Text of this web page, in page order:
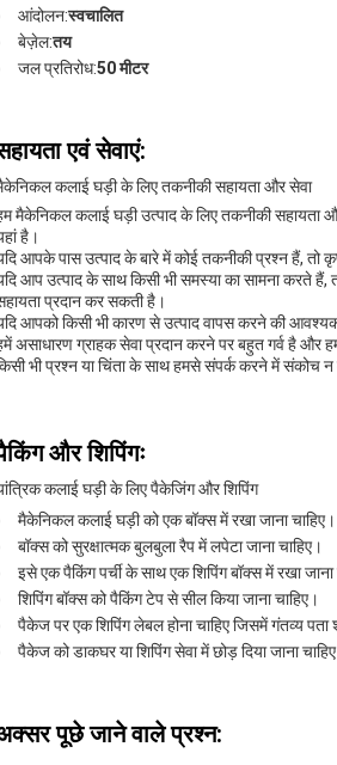
आंदोलन:स्वचालित
बेज़ेल:तय
जल प्रतिरोध:50 मीटर
एवं सेवाएं:
कलाई घड़ी के लिए तकनीकी सहायता और सेवा
मैकेनिकल कलाई घड़ी उत्पाद के लिए तकनीकी सहायता
है।
आपके पास उत्पाद के बारे में कोई तकनीकी प्रश्न हैं, तो
आप उत्पाद के साथ किसी भी समस्या का सामना करते
प्रदान कर सकती है।
आपको किसी भी कारण से उत्पाद वापस करने की
असाधारण ग्राहक सेवा प्रदान करने पर बहुत गर्व है
भी प्रश्न या चिंता के साथ हमसे संपर्क करने में संकोच न
और शिपिंगः
कलाई घड़ी के लिए पैकेजिंग और शिपिंग
मैकेनिकल कलाई घड़ी को एक बॉक्स में रखा जाना चाहिए।
बॉक्स को सुरक्षात्मक बुलबुला रैप में लपेटा जाना चाहिए।
इसे एक पैकिंग पर्ची के साथ एक शिपिंग बॉक्स में रखा
शिपिंग बॉक्स को पैकिंग टेप से सील किया जाना चाहिए।
पैकेज पर एक शिपिंग लेबल होना चाहिए जिसमें गंतव्य पता
पैकेज को डाकघर या शिपिंग सेवा में छोड़ दिया जाना
पूछे जाने वाले प्रश्न: